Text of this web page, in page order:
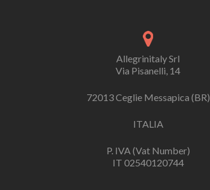
Allegrinitaly Srl
Via Pisanelli, 14
72013 Ceglie Messapica (BR)
ITALIA
P. IVA (Vat Number)
IT 02540120744